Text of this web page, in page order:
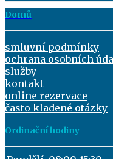
Domů
smluvní podmínky
ochrana osobních
služby
kontakt
online rezervace
často kladené otázky
Ordinační hodiny